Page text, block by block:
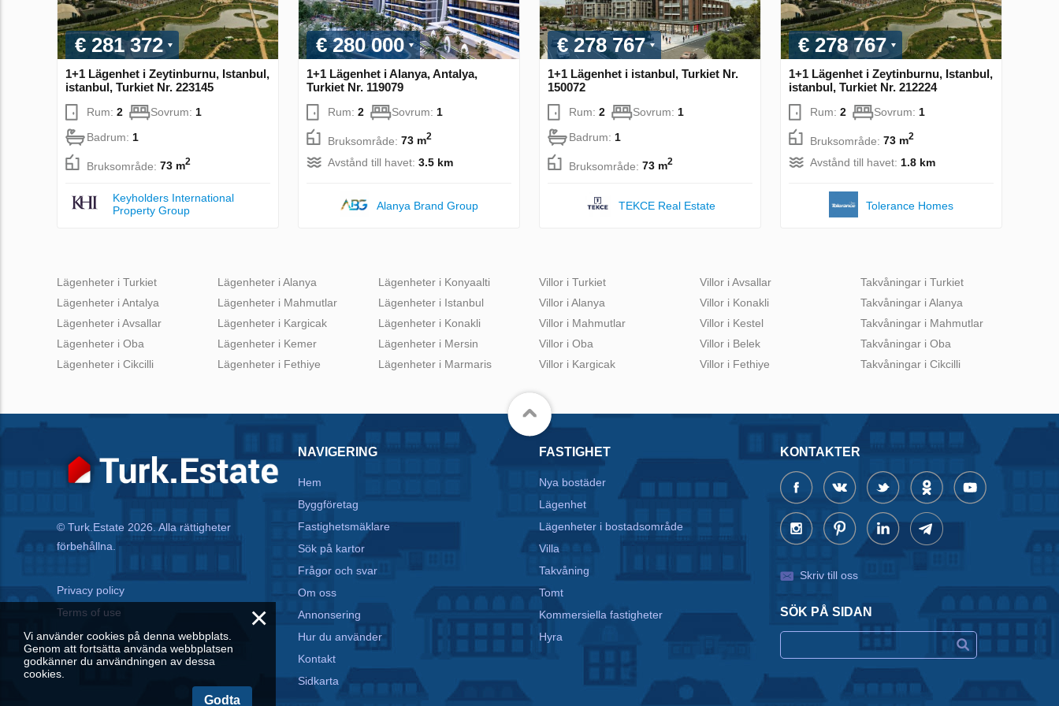
€ 281 372
1+1 Lägenhet i Zeytinburnu, Istanbul,
istanbul, Turkiet Nr. 223145
Rum: 2 Sovrum: 1
Badrum: 1
Bruksområde: 73 m2
Keyholders International
Property Group
€ 280 000
1+1 Lägenhet i Alanya, Antalya,
Turkiet Nr. 119079
Rum: 2 Sovrum: 1
Bruksområde: 73 m2
Avstånd till havet: 3.5 km
Alanya Brand Group
€ 278 767
1+1 Lägenhet i istanbul, Turkiet Nr.
150072
Rum: 2 Sovrum: 1
Badrum: 1
Bruksområde: 73 m2
TEKCE Real Estate
€ 278 767
1+1 Lägenhet i Zeytinburnu, Istanbul,
istanbul, Turkiet Nr. 212224
Rum: 2 Sovrum: 1
Bruksområde: 73 m2
Avstånd till havet: 1.8 km
Tolerance Homes
Lägenheter i Turkiet
Lägenheter i Antalya
Lägenheter i Avsallar
Lägenheter i Oba
Lägenheter i Cikcilli
Lägenheter i Alanya
Lägenheter i Mahmutlar
Lägenheter i Kargicak
Lägenheter i Kemer
Lägenheter i Fethiye
Lägenheter i Konyaalti
Lägenheter i Istanbul
Lägenheter i Konakli
Lägenheter i Mersin
Lägenheter i Marmaris
Villor i Turkiet
Villor i Alanya
Villor i Mahmutlar
Villor i Oba
Villor i Kargicak
Villor i Avsallar
Villor i Konakli
Villor i Kestel
Villor i Belek
Villor i Fethiye
Takvåningar i Turkiet
Takvåningar i Alanya
Takvåningar i Mahmutlar
Takvåningar i Oba
Takvåningar i Cikcilli
© Turk.Estate 2026. Alla rättigheter
förbehållna.
Privacy policy
Terms of use
NAVIGERING
Hem
Byggföretag
Fastighetsmäklare
Sök på kartor
Frågor och svar
Om oss
Annonsering
Hur du använder
Kontakt
Sidkarta
FASTIGHET
Nya bostäder
Lägenhet
Lägenheter i bostadsområde
Villa
Takvåning
Tomt
Kommersiella fastigheter
Hyra
KONTAKTER
Skriv till oss
SÖK PÅ SIDAN
×
Vi använder cookies på denna webbplats.
Genom att fortsätta använda webbplatsen
godkänner du användningen av dessa
cookies.
Godta